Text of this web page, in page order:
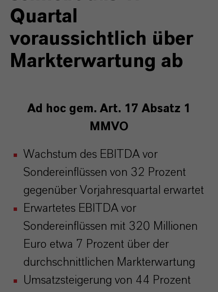
Quartal
voraussichtlich über
Markterwartung ab
Ad hoc gem. Art. 17 Absatz 1
MMVO
Wachstum des EBITDA vor
Sondereinflüssen von 32 Prozent
gegenüber Vorjahresquartal erwartet
Erwartetes EBITDA vor
Sondereinflüssen mit 320 Millionen
Euro etwa 7 Prozent über der
durchschnittlichen Markterwartung
Umsatzsteigerung von 44 Prozent